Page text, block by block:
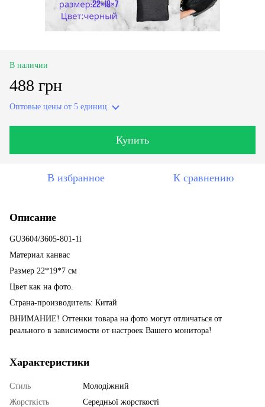
В наличии
488 грн
Оптовые цены от 5 единиц
Купить
В избранное К сравнению
Описание
GU3604/3605-801-1i
Материал канвас
Размер 22*19*7 см
Цвет как на фото.
Страна-производитель: Китай
ВНИМАНИЕ! Оттенки товара на фото могут отличаться от
реального в зависимости от настроек Вашего монитора!
Характеристики
Стиль
Молодіжний
Жорсткість
Середньої жорсткості